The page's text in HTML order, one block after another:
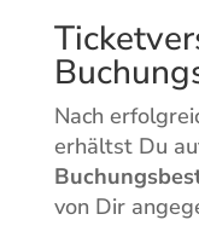
Nach
erhältst Du
von Dir